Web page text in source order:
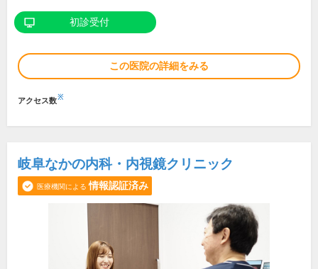
初診受付
この医院の詳細をみる
アクセス数※
岐阜なかの内科・内視鏡クリニック
医療機関による 情報認証済み